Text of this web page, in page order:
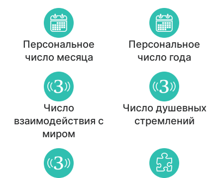
Персональное
число месяца
Персональное
число года
Число
взаимодействия с
миром
Число душевных
стремлений